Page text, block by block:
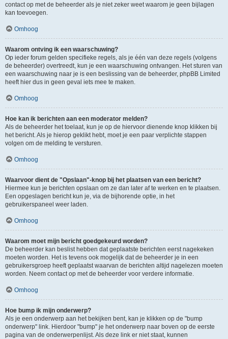
contact op met de beheerder als je niet zeker weet waarom je geen bijlagen
kan toevoegen.
Omhoog
Waarom ontving ik een waarschuwing?
Op ieder forum gelden specifieke regels, als je één van deze regels (volgens
de beheerder) overtreedt, kun je een waarschuwing ontvangen. Het sturen van
een waarschuwing naar je is een beslissing van de beheerder, phpBB Limited
heeft hier dus in geen geval iets mee te maken.
Omhoog
Hoe kan ik berichten aan een moderator melden?
Als de beheerder het toelaat, kun je op de hiervoor dienende knop klikken bij
het bericht. Als je hierop geklikt hebt, moet je een paar verplichte stappen
volgen om de melding te versturen.
Omhoog
Waarvoor dient de "Opslaan"-knop bij het plaatsen van een bericht?
Hiermee kun je berichten opslaan om ze dan later af te werken en te plaatsen.
Een opgeslagen bericht kun je, via de bijhorende optie, in het
gebruikerspaneel weer laden.
Omhoog
Waarom moet mijn bericht goedgekeurd worden?
De beheerder kan beslist hebben dat geplaatste berichten eerst nagekeken
moeten worden. Het is tevens ook mogelijk dat de beheerder je in een
gebruikersgroep heeft geplaatst waarvan de berichten altijd nagelezen moeten
worden. Neem contact op met de beheerder voor verdere informatie.
Omhoog
Hoe bump ik mijn onderwerp?
Als je een onderwerp aan het bekijken bent, kan je klikken op de "bump
onderwerp" link. Hierdoor "bump" je het onderwerp naar boven op de eerste
pagina van de onderwerpenlijst. Als deze link er niet staat, kunnen